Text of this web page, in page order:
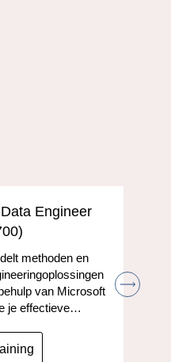
Engineer
methoden en
van Microsoft
je effectieve…